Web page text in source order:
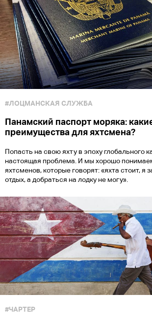
#ЛОЦМАНСКАЯ СЛУЖБА
Панамский паспорт моряка:
преимущества для яхтсмена?
Попасть на свою яхту в эпоху глобального
настоящая проблема. И мы хорошо
яхтсменов, которые говорят: «яхта стоит, я
отдых, а добраться на лодку не могу».
#ЧАРТЕР